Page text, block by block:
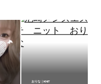
おりな｜KNIT